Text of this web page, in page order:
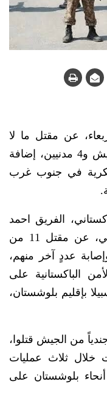
عن مقتل ما لا
يقل عن 38 من عناصر الأمن والجيش و4 مدنيين، إضافة
عسكرية في جنوب غرب
الفريق احمد
شريف تشودري، في مؤتمر صحفي، عن مقتل 11 من
19 مسلحا، وإصابة عددٍ آخر منهم،
الباكستانية على
بإقليم بلوشستان،
شودري، أن 27 شرطياً و11 جندياً من الجيش قتلوا،
خلال ثلاث عمليات
بلوشستان على